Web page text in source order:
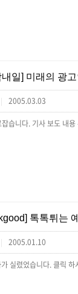
일] 미래의 광
| 2005.03.03
톡톡튀는
| 2005.01.10
실렸었습니다. 클릭 하